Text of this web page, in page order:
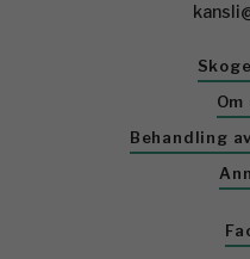
Behandling